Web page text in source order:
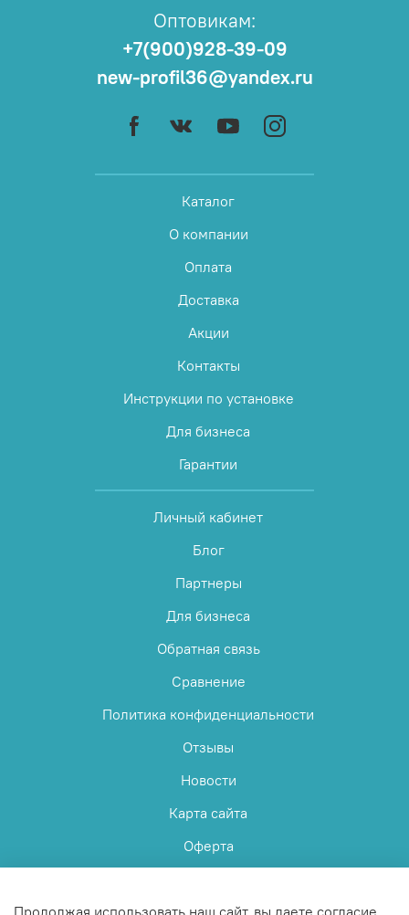
Каталог
О компании
Оплата
Доставка
Акции
Контакты
Инструкции по установке
Для бизнеса
Гарантии
Личный кабинет
Блог
Партнеры
Для бизнеса
Обратная связь
Сравнение
Политика конфиденциальности
Отзывы
Новости
Карта сайта
Оферта
Оптовикам:
+7(900)928-39-09
new-profil36@yandex.ru